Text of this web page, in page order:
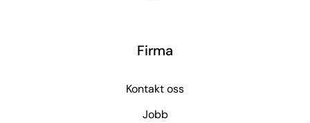
Firma
Kontakt oss
Jobb